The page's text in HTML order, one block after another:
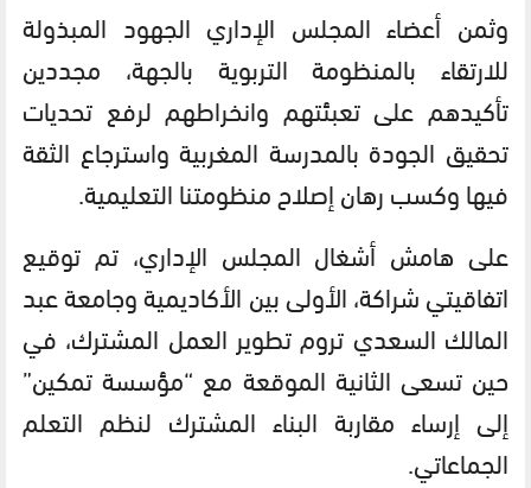
وثمن أعضاء المجلس الإداري الجهود المبذولة
للارتقاء بالمنظومة التربوية بالجهة، مجددين
تأكيدهم على تعبئتهم وانخراطهم لرفع تحديات
تحقيق الجودة بالمدرسة المغربية واسترجاع الثقة
فيها وكسب رهان إصلاح منظومتنا التعليمية.
على هامش أشغال المجلس الإداري، تم توقيع
اتفاقيتي شراكة، الأولى بين الأكاديمية وجامعة عبد
المالك السعدي تروم تطوير العمل المشترك، في
حين تسعى الثانية الموقعة مع “مؤسسة تمكين”
إلى إرساء مقاربة البناء المشترك لنظم التعلم
الجماعاتي.